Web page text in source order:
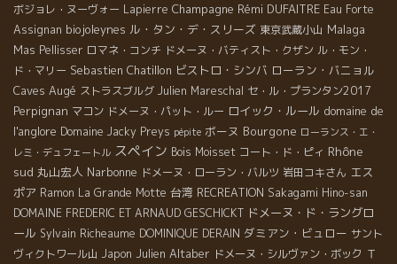
ボジョレ・ヌーヴォー Lapierre Champagne Rémi DUFAITRE Eau Forte
Assignan biojoleynes ル・タン・デ・スリーズ 東京武蔵小山 Malaga
Mas Pellisser ロマネ・コンチ ドメーヌ・バティスト・クザン ル・モン・
ド・マリー Sebastien Chatillon ビストロ・シンバ ローラン・バニョル
Caves Augé ストラスブルグ Julien Mareschal セ・ル・プランタン2017
Perpignan マコン ドメーヌ・パット・ルー ロイック・ルール domaine de
l'anglore Domaine Jacky Preys pépite ボーヌ Bourgone ローランス・エ・
レミ・デュフェートル スペイン Bois Moisset コート・ド・ピィ Rhône
sud 丸山宏人 Narbonne ドメーヌ・ローラン・バルツ 岩田コキさん エス
ポア Ramon La Grande Motte 台湾 RECREATION Sakagami Hino-san
DOMAINE FREDERIC ET ARNAUD GESCHICKT ドメーヌ・ド・ラングロ
ール Sylvain Richeaume DOMINIQUE DERAIN ダミアン・ビュロー サント
ヴィクトワール山 Japon Julien Altaber ドメーヌ・シルヴァン・ボック Ｔ